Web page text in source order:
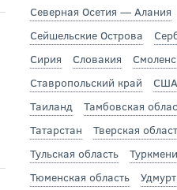
Северная Осетия — Алания
Сейшельские Острова
Сирия
Словакия
Ставропольский край
США
Таиланд
Тамбовская
Татарстан
Тверская
Тульская область
Тюменская область